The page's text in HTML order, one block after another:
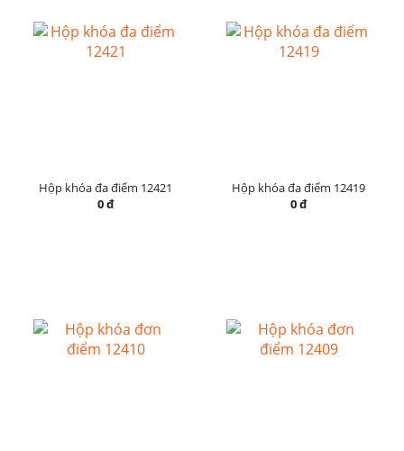
Hộp khóa đa điểm 12421
0 đ
Hộp khóa đa điểm 12419
0 đ